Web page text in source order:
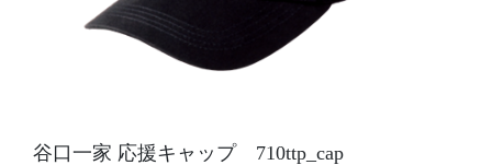
谷口一家 応援キャップ 710ttp_cap